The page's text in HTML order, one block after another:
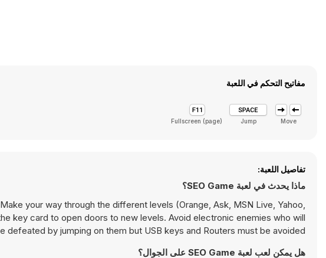
مفاتيح التحكم في اللعبة
Move
Jump
Fullscreen (page)
تفاصيل اللعبة:
ماذا يحدث في لعبة SEO Game؟
your way through the different levels (Orange, Ask, MSN Live, Yahoo,
key card to open doors to new levels. Avoid electronic enemies who will
defeated by jumping on them but USB keys and Routers must be avoided.
هل يمكن لعب لعبة SEO Game على الجوال؟